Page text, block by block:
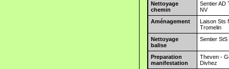
Nettoyage
chemin
Sentier AD
NV
Aménagement
Laison Sts
Tromelin
Nettoyage
balise
Sentier StS
Preparation
manifestation
Theven -
Divhez